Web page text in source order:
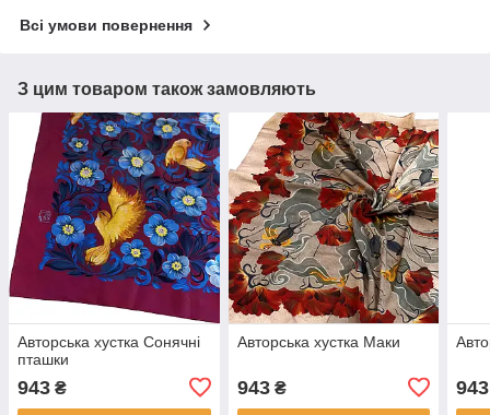
Всі умови повернення
З цим товаром також замовляють
Авторська хустка Сонячні
пташки
943 ₴
Авторська хустка Маки
943₴ 943